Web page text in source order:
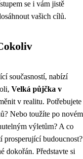
se i vám jistě
vašich cílů.
současností, nabízí
Velká půjčka v
v realitu. Potřebujete
Nebo toužíte po novém
výletům? A co
prosperující budoucnost?
dokořán. Představte si